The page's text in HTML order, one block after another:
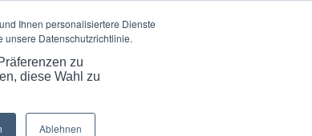
Ihnen personalisiertere Dienste
unsere Datenschutzrichtlinie.
zu
diese Wahl zu
Ablehnen
RESSOURCEN